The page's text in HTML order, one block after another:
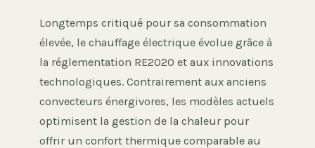
Longtemps critiqué pour sa consommation
élevée, le chauffage électrique évolue grâce à
la réglementation RE2020 et aux innovations
technologiques. Contrairement aux anciens
convecteurs énergivores, les modèles actuels
optimisent la gestion de la chaleur pour
offrir un confort thermique comparable au